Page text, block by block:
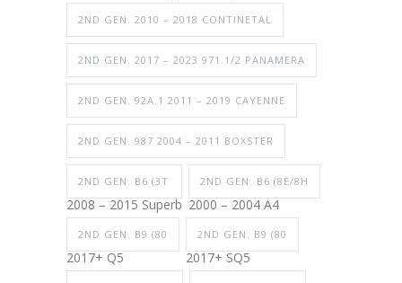
2ND GEN. 2010 – 2018 CONTINETAL
2ND GEN. 2017 – 2023 971.1/2 PANAMERA
2ND GEN. 92A.1 2011 – 2019 CAYENNE
2ND GEN. 987 2004 – 2011 BOXSTER
2ND GEN. B6 (3T
2008 – 2015 Superb
2ND GEN. B6 (8E/8H
2000 – 2004 A4
2ND GEN. B9 (80
2017+ Q5
2ND GEN. B9 (80
2017+ SQ5